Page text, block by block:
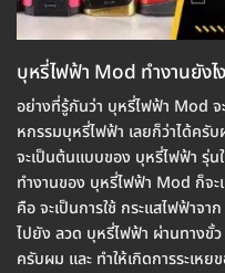
บุหรี่ไฟฟ้า Mod ทำงานยังไง
อย่างที่รู้กันว่า บุหรี่ไฟฟ้า Mod จ
หกรรมบุหรี่ไฟฟ้า เลยก็ว่าได้ครั
จะเป็นต้นแบบของ บุหรี่ไฟฟ้า รุ่
ทำงานของ บุหรี่ไฟฟ้า Mod ก็จ
คือ จะเป็นการใช้ กระแสไฟฟ้าจ
ไปยัง ลวด บุหรี่ไฟฟ้า ผ่านทางขั้
ครับผม และ ทำให้เกิดการระเหย